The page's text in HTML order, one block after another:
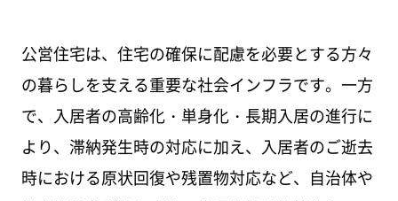
公営住宅は、住宅の確保に配慮を必要とする方々
の暮らしを支える重要な社会インフラです。一方
で、入居者の高齢化・単身化・長期入居の進行に
より、滞納発生時の対応に加え、入居者のご逝去
時における原状回復や残置物対応など、自治体や